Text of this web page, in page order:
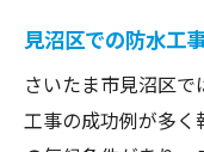
見沼区での防水工
さいたま市見沼区
工事の成功例が多く